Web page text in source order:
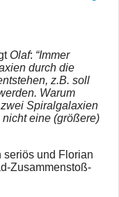
Olaf: “Immer
durch die
z.B. soll
Warum
Spiralgalaxien
eine (größere)
seriös und Florian
Zusammenstoß-